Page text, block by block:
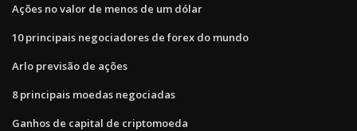
Ações no valor de menos de um dólar
10 principais negociadores de forex do mundo
Arlo previsão de ações
8 principais moedas negociadas
Ganhos de capital de criptomoeda